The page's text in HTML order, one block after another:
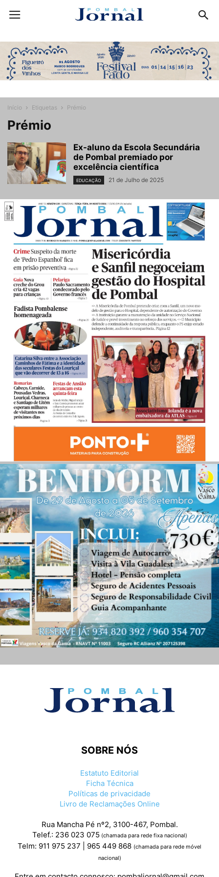
Início Etiquetas Prémio
Prémio
Ex-aluno da Escola Secundária
de Pombal premiado por
excelência científica
EDUCAÇÃO 21 de Julho de 2025
SOBRE NÓS
Estatuto Editorial
Ficha Técnica
Políticas de privacidade
Livro de Reclamações Online
Rua Mancha Pé nº2, 3100-467, Pombal.
Telef.: 236 023 075 (chamada para rede fixa nacional)
Telm: 911 975 237 | 965 449 868 (chamada para rede móvel
nacional)